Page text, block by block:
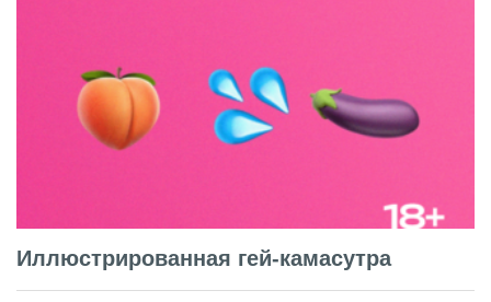
Иллюстрированная гей-камасутра